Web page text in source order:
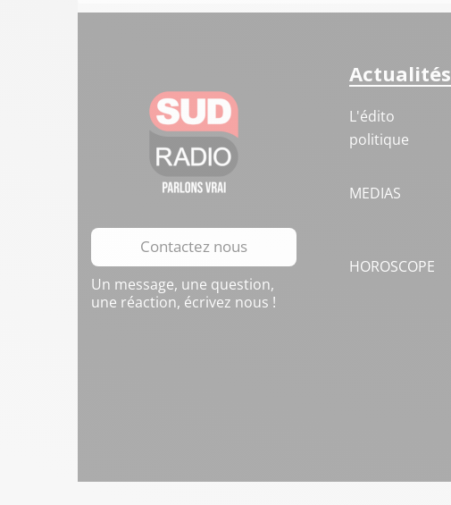
Contactez nous
Un message, une question,
une réaction, écrivez nous !
Actualités
L'édito
politique
MEDIAS
HOROSCOPE